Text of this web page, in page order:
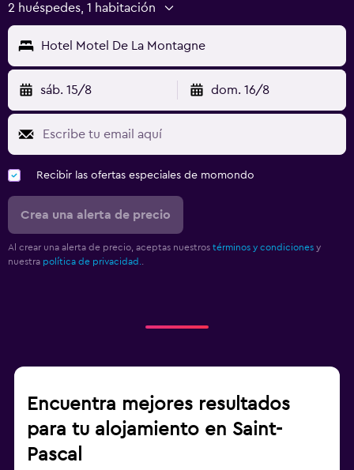
2 huéspedes, 1 habitación
Hotel Motel De La Montagne
sáb. 15/8 dom. 16/8
Recibir las ofertas especiales de momondo
Crea una alerta de precio
Al crear una alerta de precio, aceptas nuestros términos y condiciones y
nuestra política de privacidad.
Encuentra mejores resultados
para tu alojamiento en Saint-
Pascal